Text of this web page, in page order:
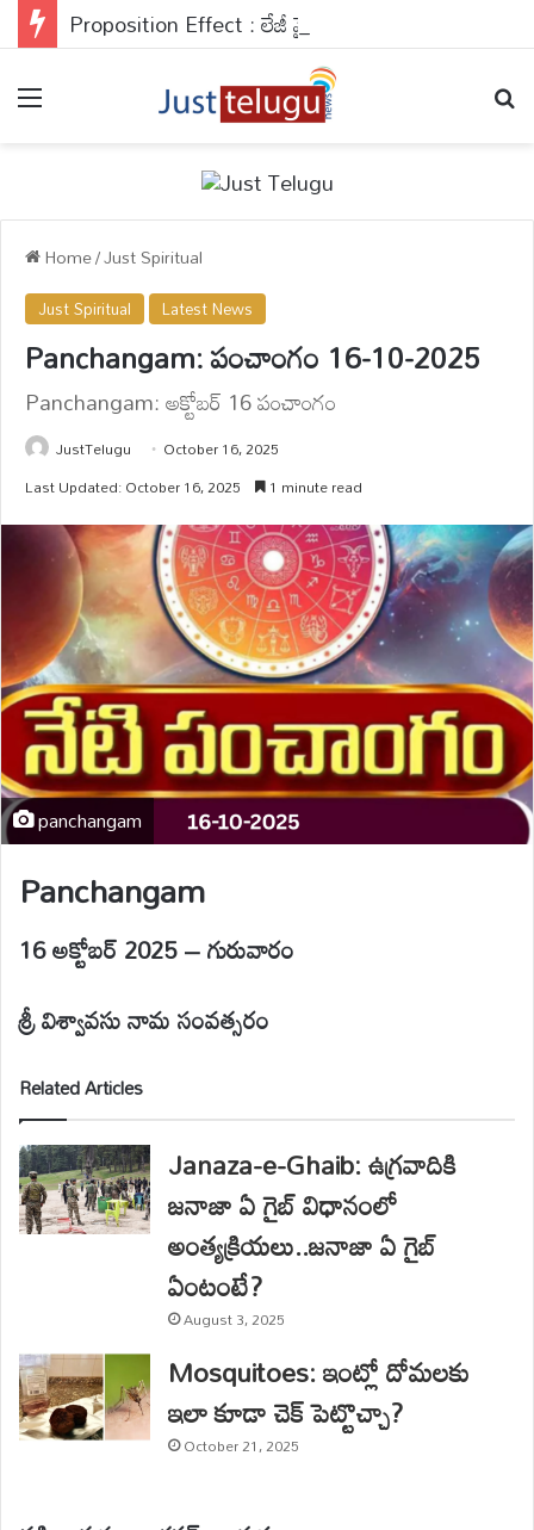
Home/Just Spiritual
Just Spiritual Latest News
Panchangam: పంచాంగం 16-10-2025
Panchangam: అక్టోబర్ 16 పంచాంగం
JustTelugu
October 16, 2025
Last Updated: October 16, 2025
1 minute read
panchangam
Panchangam
16అక్టోబర్ 2025 – గురువారం
శ్రీ విశ్వావసు నామ సంవత్సరం
Related Articles
Janaza-e-Ghaib: ఉగ్రవాదికి
జనాజా ఏ గైబ్ విధానంలో
అంత్యక్రియలు..జనాజా ఏ గైబ్
ఏంటంటే?
August 3, 2025
Mosquitoes: ఇంట్లో దోమలకు
ఇలా కూడా చెక్ పెట్టొచ్చా?
October 21, 2025